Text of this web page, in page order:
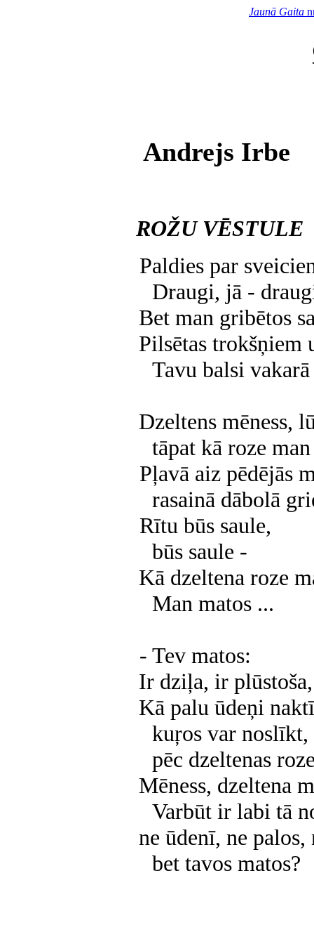
Jaunā Gaita
Andrejs Irbe
ROŽU VĒSTULE
Paldies par
Draugi, jā -
Bet man gribētos
Pilsētas trokšņiem
Tavu balsi
Dzeltens mēness,
tāpat kā roze
Pļavā aiz pēdējās
rasainā dābolā
Rītu būs saule,
būs saule -
Kā dzeltena roze
Man matos ...
- Tev matos:
Ir dziļa, ir
Kā palu ūdeņi
kuŗos var noslīkt,
pēc dzeltenas
Mēness, dzeltena
Varbūt ir labi tā
ne ūdenī, ne palos,
bet tavos matos?